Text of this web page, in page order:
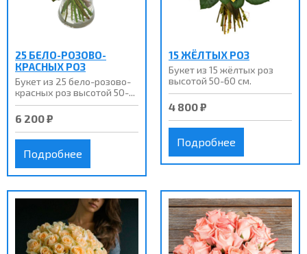
25 БЕЛО-РОЗОВО-
КРАСНЫХ РОЗ
Букет из 25 бело-розово-
красных роз высотой 50-...
6 200 ₽
Подробнее
15 ЖЁЛТЫХ РОЗ
Букет из 15 жёлтых роз
высотой 50-60 см.
4 800 ₽
Подробнее